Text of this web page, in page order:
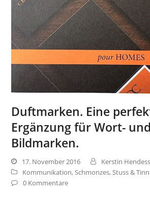
Duftmarken. Eine
Ergänzung für Wort- und
Bildmarken.
17. November 2016
Kerstin Hendess
Kommunikation,Schmonzes, Stuss &
0 Kommentare